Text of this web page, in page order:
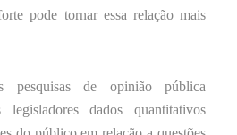
pode tornar essa relação mais
pesquisas de opinião pública
legisladores dados quantitativos